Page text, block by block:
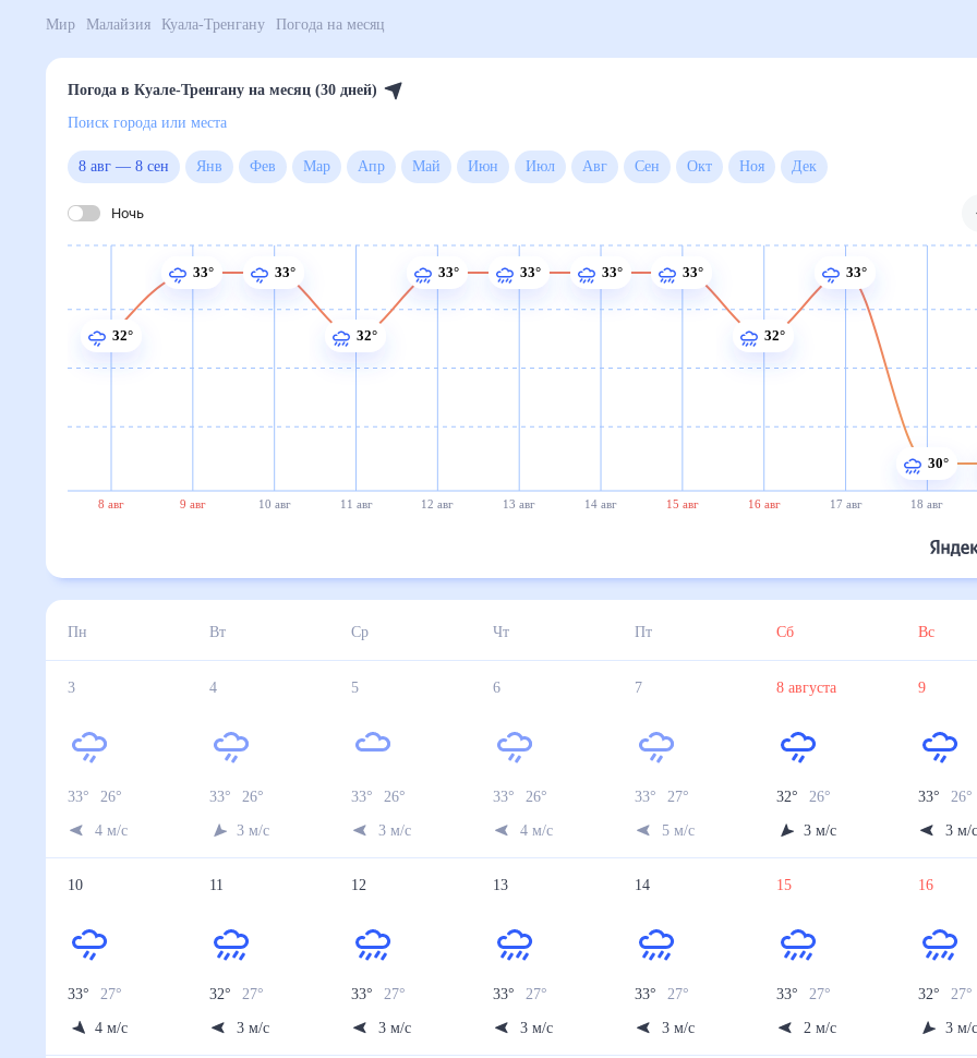
Мир Малайзия Куала-Тренгану Погода на месяц
Погода в Куале-Тренгану на месяц (30 дней)
Поиск города или места
8 авг— 8 сен Янв Фев Мар Апр Май Июн Июл Авг Сен Окт Ноя
Ночь
8 авг 9 авг 10 авг 11 авг 12 авг 13 авг 14 авг 15 авг 16 авг 17 авг 18 авг
32°
33° 33°
32°
33° 33° 33° 33°
32°
33°
30°
Пн Вт Ср Чт Пт Сб Вс
3
33° 26
4 м/с
4
33° 26
3 м/с
5
33° 26
3 м/с
6
33° 26
4 м/с
7
33° 27°
5 м/с
8 августа
32° 26
3 м/с
9
33° 26
3 м/
10
33° 27°
4 м/с
11
32° 27°
3 м/с
12
33° 27°
3 м/с
13
33° 27°
3 м/с
14
33° 27°
3 м/с
15
33° 27°
2 м/с
16
32° 27°
3 м/